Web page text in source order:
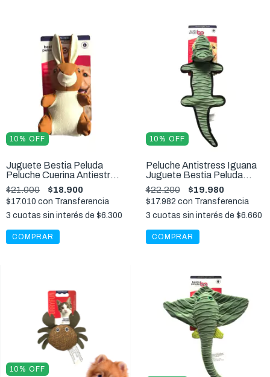
10% OFF
Juguete Bestia Peluda
Peluche Cuerina Antiestres
Conejo Para Mascotas 22
cm
$21.000 $18.900
$17.010 con Transferencia
3 cuotas sin interés de $6.300
COMPRAR
10% OFF
Peluche Antistress Iguana
Juguete Bestia Peluda
Perros 45 Cm
$22.200 $19.980
$17.982 con Transferencia
3 cuotas sin interés de $6.660
COMPRAR
10% OFF